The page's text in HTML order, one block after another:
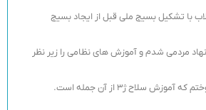
با تشکیل بسیج ملی قبل از ایجاد بسیج
مردمی شدم و آموزش های نظامی را زیر نظر
سلاح ژ3 از آن جمله است.